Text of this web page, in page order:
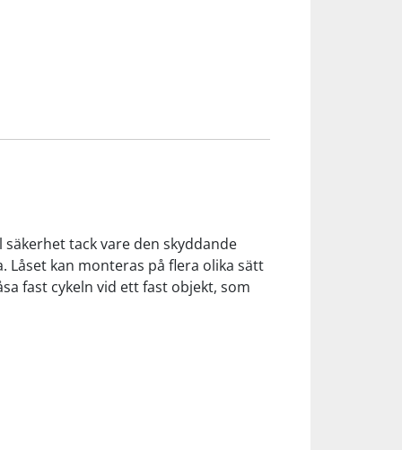
tack vare den skyddande
Låset kan monteras på flera olika sätt
fast cykeln vid ett fast objekt, som